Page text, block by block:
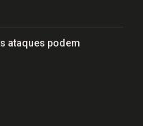
ataques podem